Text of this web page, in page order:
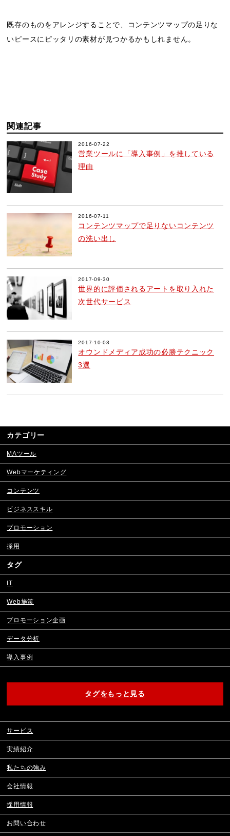
既存のものをアレンジすることで、コンテンツマップの足りな
いピースにピッタリの素材が見つかるかもしれません。
関連記事
2016-07-22
営業ツールに「導入事例」を推している
理由
2016-07-11
コンテンツマップで足りないコンテンツ
の洗い出し
2017-09-30
世界的に評価されるアートを取り入れた
次世代サービス
2017-10-03
オウンドメディア成功の必勝テクニック
3選
カテゴリー
MAツール
Webマーケティング
コンテンツ
ビジネススキル
プロモーション
採用
タグ
IT
Web施策
プロモーション企画
データ分析
導入事例
タグをもっと見る
サービス
実績紹介
私たちの強み
会社情報
採用情報
お問い合わせ